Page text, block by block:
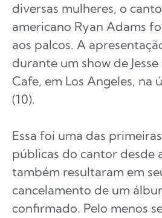
diversas mulheres, o
americano Ryan Adams
aos palcos. A
durante um show de
Cafe, em Los Angeles, na
(10).
Essa foi uma das
públicas do cantor desde
também resultaram em
cancelamento de um
confirmado. Pelo menos